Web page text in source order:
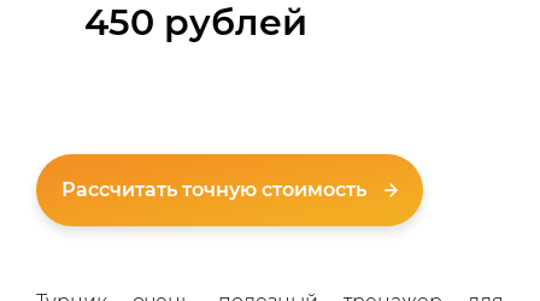
450 рублей
Рассчитать точную стоимость